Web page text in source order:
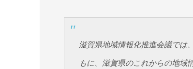
滋賀県地域情報化推進会議では
もに、滋賀県のこれからの地域